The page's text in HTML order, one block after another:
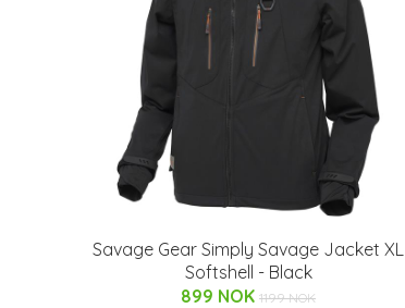
Savage Gear Simply Savage Jacket XL
Softshell - Black
899 NOK 1199 NOK